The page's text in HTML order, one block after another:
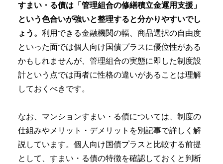
すまい・る債は「管理組合の修繕積立金運用支援」
という色合いが強いと整理すると分かりやすいでし
ょう。 利用できる金融機関の幅、商品選択の自由度
といった面では個人向け国債プラスに優位性がある
かもしれませんが、管理組合の実態に即した制度設
計という点では両者に性格の違いがあることは理解
しておくべきです。
なお、マンションすまい・る債については、制度の
仕組みやメリット・デメリットを別記事で詳しく解
説しています。個人向け国債プラスと比較する前提
として、すまい・る債の特徴を確認しておくと判断